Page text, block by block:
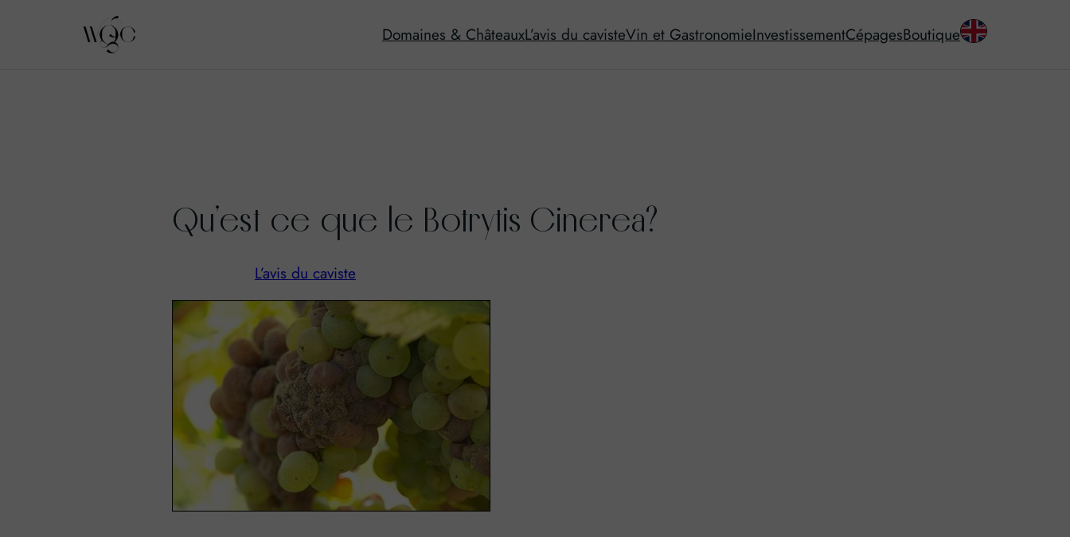
Domaines & ChâteauxL’avis du cavisteVin et GastronomieInvestissementCépagesBoutique
Qu’est ce que le Botrytis Cinerea?
L’avis du caviste